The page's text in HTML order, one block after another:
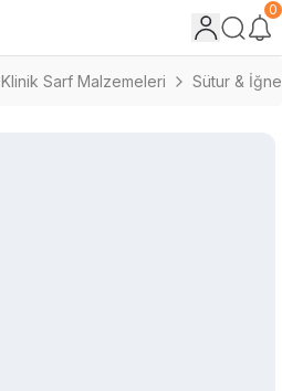
0
Klinik Sarf Malzemeleri Sütur &